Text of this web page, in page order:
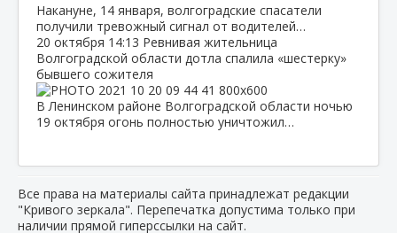
Накануне, 14 января, волгоградские спасатели
получили тревожный сигнал от водителей…
20 октября 14:13 Ревнивая жительница
Волгоградской области дотла спалила «шестерку»
бывшего сожителя
В Ленинском районе Волгоградской области ночью
19 октября огонь полностью уничтожил…
Все права на материалы сайта принадлежат редакции
"Кривого зеркала". Перепечатка допустима только при
наличии прямой гиперссылки на сайт.